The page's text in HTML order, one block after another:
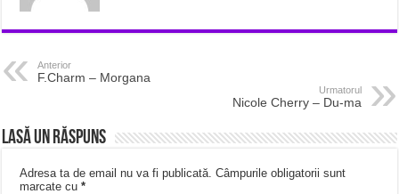
Anterior
F.Charm – Morgana
Urmatorul
Nicole Cherry – Du-ma
Lasă un răspuns
Adresa ta de email nu va fi publicată. Câmpurile obligatorii sunt
marcate cu*